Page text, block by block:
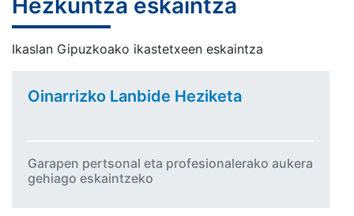
Hezkuntza eskaintza
Ikaslan Gipuzkoako ikastetxeen eskaintza
Oinarrizko Lanbide Heziketa
Garapen pertsonal eta profesionalerako aukera
gehiago eskaintzeko